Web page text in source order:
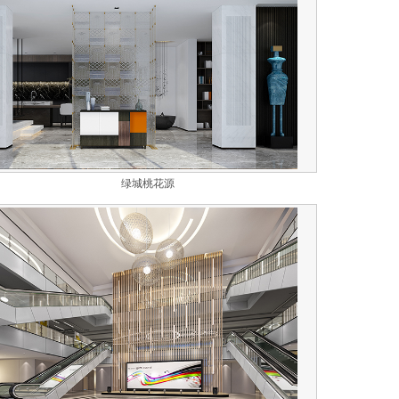
绿城桃花源